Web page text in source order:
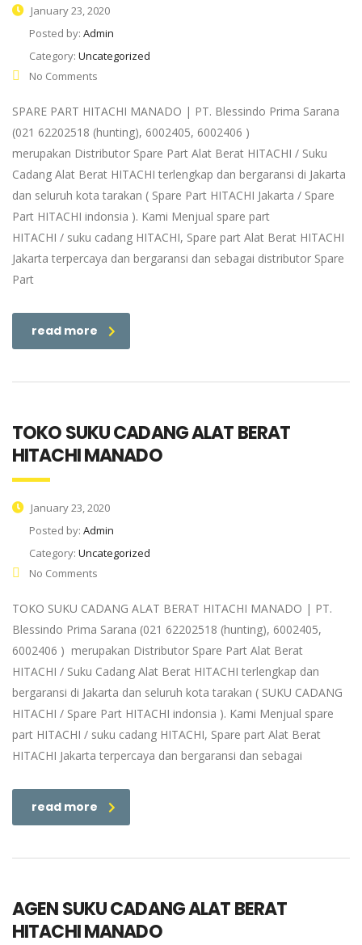
January 23, 2020
Posted by: Admin
Category: Uncategorized
No Comments
SPARE PART HITACHI MANADO | PT. Blessindo Prima Sarana
(021 62202518 (hunting), 6002405, 6002406 )
merupakan Distributor Spare Part Alat Berat HITACHI / Suku
Cadang Alat Berat HITACHI terlengkap dan bergaransi di Jakarta
dan seluruh kota tarakan ( Spare Part HITACHI Jakarta / Spare
Part HITACHI indonsia ). Kami Menjual spare part
HITACHI / suku cadang HITACHI, Spare part Alat Berat HITACHI
Jakarta terpercaya dan bergaransi dan sebagai distributor Spare
Part
read more
TOKO SUKU CADANG ALAT BERAT
HITACHI MANADO
January 23, 2020
Posted by: Admin
Category: Uncategorized
No Comments
TOKO SUKU CADANG ALAT BERAT HITACHI MANADO | PT.
Blessindo Prima Sarana (021 62202518 (hunting), 6002405,
6002406 ) merupakan Distributor Spare Part Alat Berat
HITACHI / Suku Cadang Alat Berat HITACHI terlengkap dan
bergaransi di Jakarta dan seluruh kota tarakan ( SUKU CADANG
HITACHI / Spare Part HITACHI indonsia ). Kami Menjual spare
part HITACHI / suku cadang HITACHI, Spare part Alat Berat
HITACHI Jakarta terpercaya dan bergaransi dan sebagai
read more
AGEN SUKU CADANG ALAT BERAT
HITACHI MANADO